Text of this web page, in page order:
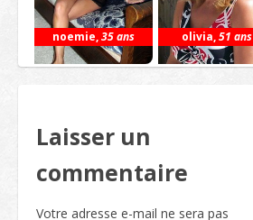
noemie,35 ans olivia,51 ans
Laisser un
commentaire
Votre adresse e-mail ne sera pas